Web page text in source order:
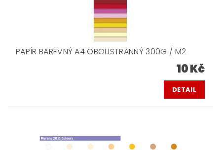
PAPÍR BAREVNÝ A4 OBOUSTRANNÝ 300G / M2
10 Kč
DETAIL